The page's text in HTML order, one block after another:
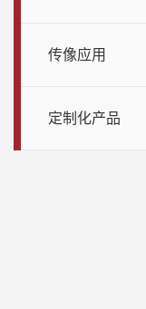
传像应用
定制化产品